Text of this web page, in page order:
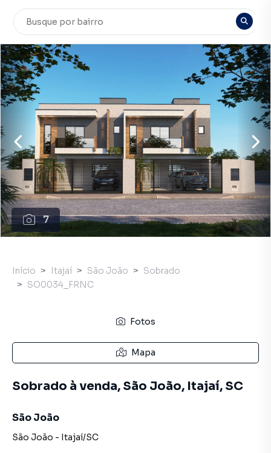
7
Início Itajaí São João
Sobrado
SO0034_FRNC
Fotos
Mapa
Sobrado à venda, São João, Itajaí, SC
São João
São João - Itajaí/SC